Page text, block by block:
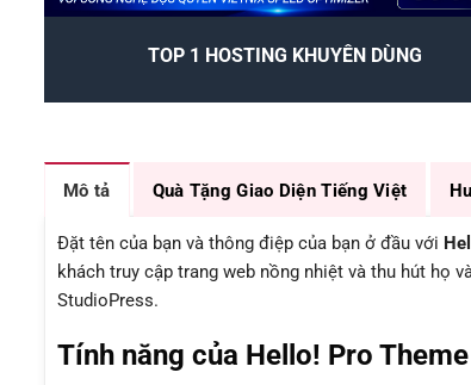
TOP 1 HOSTING KHUYÊN DÙNG
Mô tả Quà Tặng Giao Diện Tiếng Việt
Đặt tên của bạn và thông điệp của bạn ở đầu với
khách truy cập trang web nồng nhiệt và thu hút họ
StudioPress.
Tính năng của Hello! Pro Theme